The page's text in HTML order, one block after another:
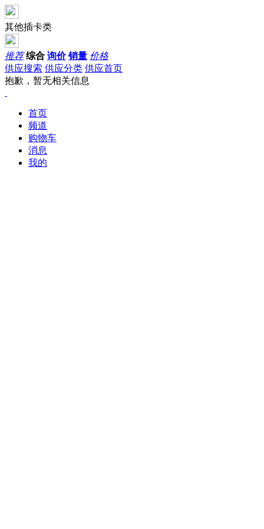
其他插卡类
推荐 综合 询价 销量 价格
供应搜索 供应分类 供应首页
抱歉，暂无相关信息
首页
频道
购物车
消息
我的